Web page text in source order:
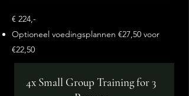
€ 224,-
Optioneel voedingsplannen €27,50 voor
€22,50
4x Small Group Training for 3